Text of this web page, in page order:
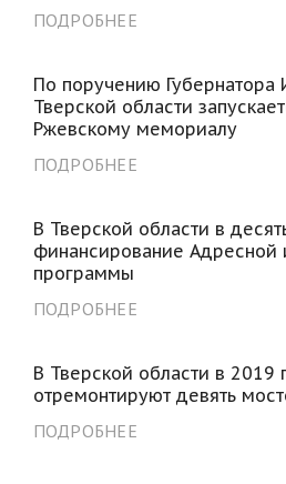
ПОДРОБНЕЕ
По поручению Губернатора
Тверской области
Ржевскому мемориалу
ПОДРОБНЕЕ
В Тверской области в
финансирование Адресной
программы
ПОДРОБНЕЕ
В Тверской области в 2019
отремонтируют девять
ПОДРОБНЕЕ